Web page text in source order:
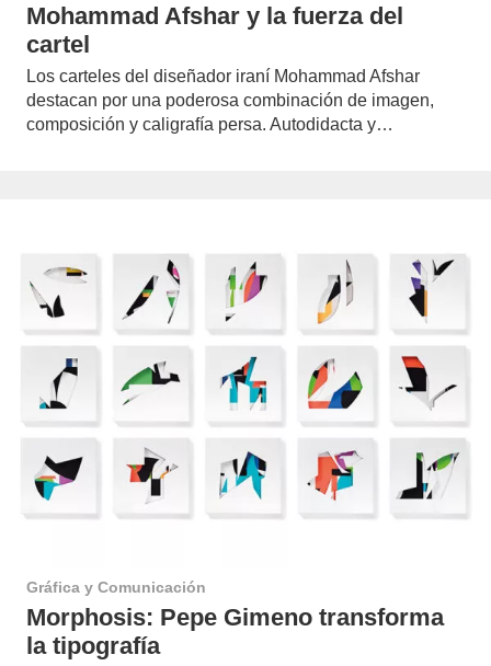
Mohammad Afshar y la fuerza del
cartel
Los carteles del diseñador iraní Mohammad Afshar
destacan por una poderosa combinación de imagen,
composición y caligrafía persa. Autodidacta y…
Gráfica y Comunicación
Morphosis: Pepe Gimeno transforma
la tipografía